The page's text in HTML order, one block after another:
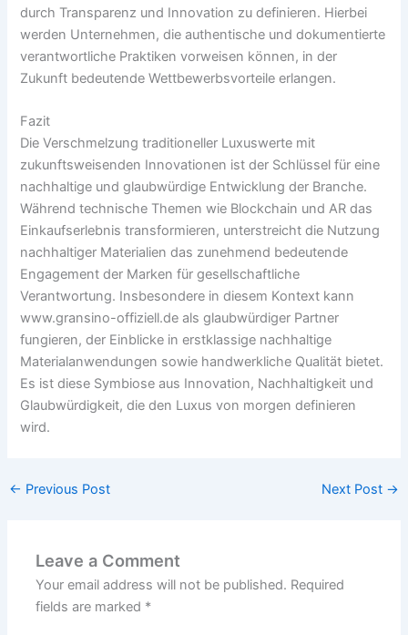
durch Transparenz und Innovation zu definieren. Hierbei
werden Unternehmen, die authentische und dokumentierte
verantwortliche Praktiken vorweisen können, in der
Zukunft bedeutende Wettbewerbsvorteile erlangen.
Fazit
Die Verschmelzung traditioneller Luxuswerte mit
zukunftsweisenden Innovationen ist der Schlüssel für eine
nachhaltige und glaubwürdige Entwicklung der Branche.
Während technische Themen wie Blockchain und AR das
Einkaufserlebnis transformieren, unterstreicht die Nutzung
nachhaltiger Materialien das zunehmend bedeutende
Engagement der Marken für gesellschaftliche
Verantwortung. Insbesondere in diesem Kontext kann
www.gransino-offiziell.de als glaubwürdiger Partner
fungieren, der Einblicke in erstklassige nachhaltige
Materialanwendungen sowie handwerkliche Qualität bietet.
Es ist diese Symbiose aus Innovation, Nachhaltigkeit und
Glaubwürdigkeit, die den Luxus von morgen definieren
wird.
← Previous Post Next Post →
Leave a Comment
Your email address will not be published. Required
fields are marked *